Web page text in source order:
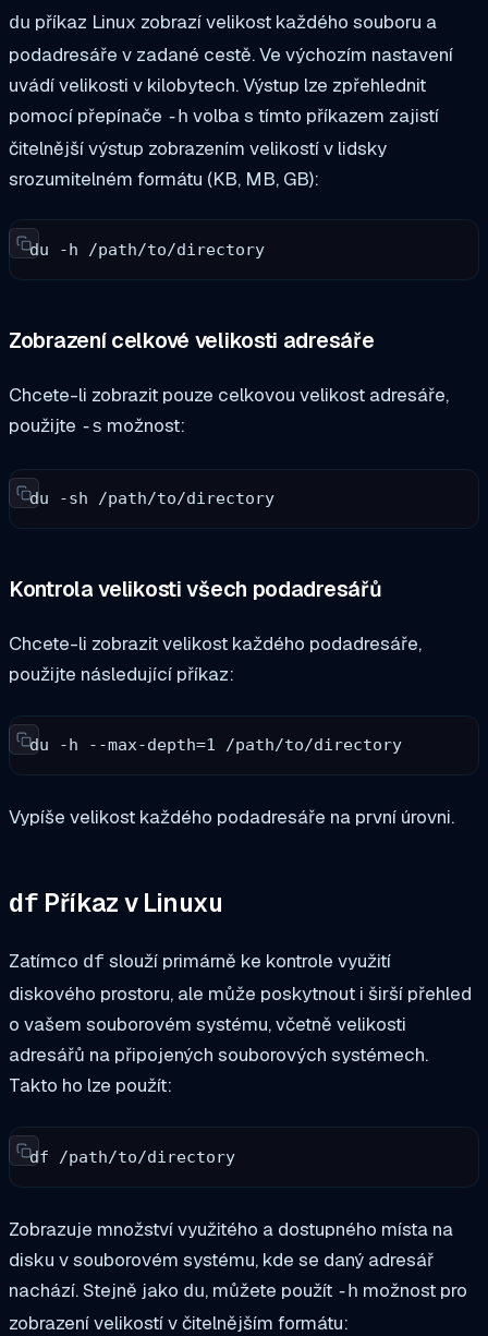
du příkaz Linux zobrazí velikost každého souboru a
podadresáře v zadané cestě. Ve výchozím nastavení
uvádí velikosti v kilobytech. Výstup lze zpřehlednit
pomocí přepínače -h volba s tímto příkazem zajistí
čitelnější výstup zobrazením velikostí v lidsky
srozumitelném formátu (KB, MB, GB):
du -h /path/to/directory
Zobrazení celkové velikosti adresáře
Chcete-li zobrazit pouze celkovou velikost adresáře,
použijte -s možnost:
du -sh /path/to/directory
Kontrola velikosti všech podadresářů
Chcete-li zobrazit velikost každého podadresáře,
použijte následující příkaz:
du -h --max-depth=1 /path/to/directory
Vypíše velikost každého podadresáře na první úrovni.
df Příkaz v Linuxu
Zatímco df slouží primárně ke kontrole využití
diskového prostoru, ale může poskytnout i širší přehled
o vašem souborovém systému, včetně velikosti
adresářů na připojených souborových systémech.
Takto ho lze použít:
df /path/to/directory
Zobrazuje množství využitého a dostupného místa na
disku v souborovém systému, kde se daný adresář
nachází. Stejně jako du, můžete použít -h možnost pro
zobrazení velikostí v čitelnějším formátu: